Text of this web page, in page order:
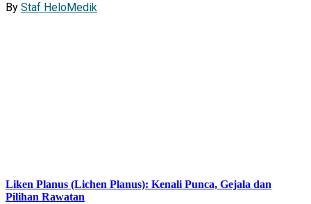
By Staf HeloMedik
Liken Planus (Lichen Planus): Kenali Punca, Gejala dan
Pilihan Rawatan